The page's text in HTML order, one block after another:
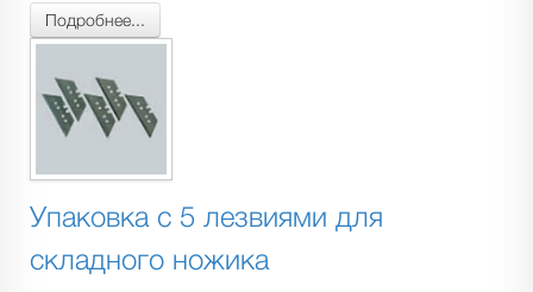
Подробнее...
Упаковка с 5 лезвиями для
складного ножика